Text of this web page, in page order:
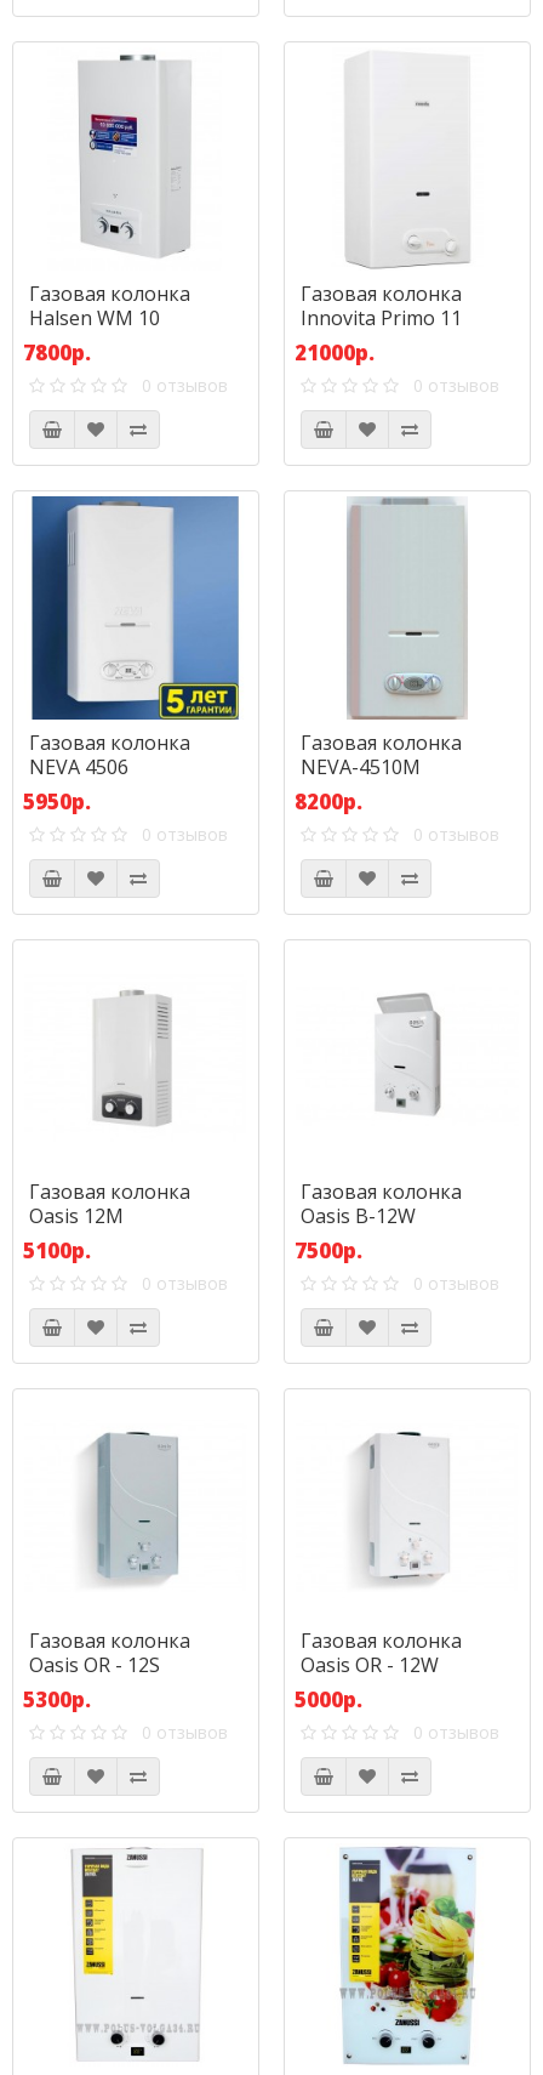
Газовая колонка
Halsen WM 10
7800р.
0 отзывов
Газовая колонка
Innovita Primo 11
21000р.
0 отзывов
Газовая колонка
NEVA 4506
5950р.
0 отзывов
Газовая колонка
NEVA-4510М
8200р.
0 отзывов
Газовая колонка
Oasis 12М
5100р.
0 отзывов
Газовая колонка
Oasis B-12W
7500р.
0 отзывов
Газовая колонка
Oasis OR - 12S
5300р.
0 отзывов
Газовая колонка
Oasis OR - 12W
5000р.
0 отзывов